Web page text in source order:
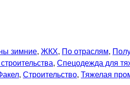
зимние, ЖКХ, По отраслям,
, Спецодежда для
, Строительство, Тяжелая